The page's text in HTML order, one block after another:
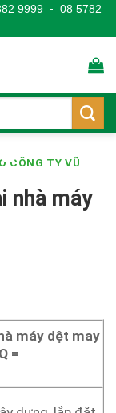
9999 - 08 5782
CÔNG TY VŨ
nhà máy
máy dệt may
=